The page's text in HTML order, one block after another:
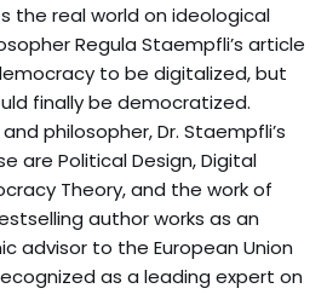
the real world on ideological
Regula Staempfli’s article
to be digitalized, but
finally be democratized.
philosopher, Dr. Staempfli’s
are Political Design, Digital
Theory, and the work of
author works as an
advisor to the European Union
as a leading expert on